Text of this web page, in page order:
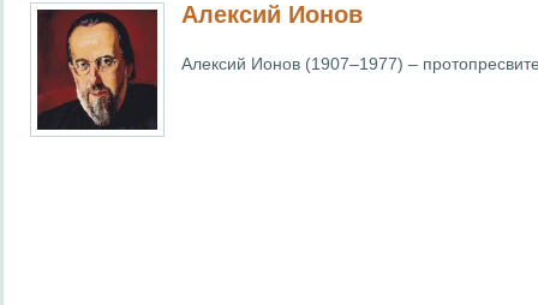
Алексий Ионов
Алексий Ионов (1907–1977) –